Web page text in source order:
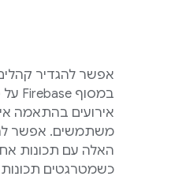
אפשר להגדיר
במסוף Firebase על
אירועים בהתאמה
משתמשים. אפשר
כשמטרגטים